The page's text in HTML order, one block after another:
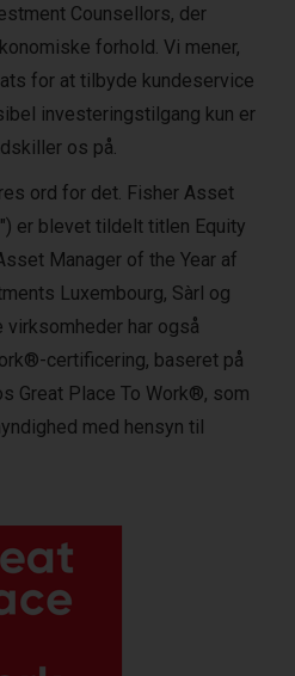
Counsellors, der
forhold. Vi mener,
for at tilbyde kundeservice
investeringstilgang kun er
os på.
ord for det. Fisher Asset
er blevet tildelt titlen Equity
Manager of the Year af
Luxembourg, Sàrl og
har også
certificering, baseret på
Great Place To Work®, som
med hensyn til